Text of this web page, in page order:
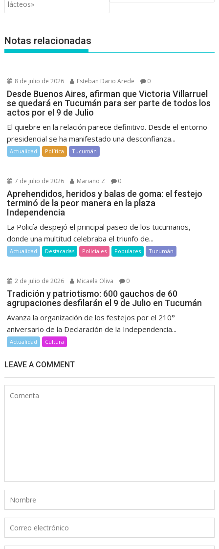
entradas
lácteos»
Notas relacionadas
8 de julio de 2026 Esteban Dario Arede 0
Desde Buenos Aires, afirman que Victoria Villarruel
se quedará en Tucumán para ser parte de todos los
actos por el 9 de Julio
El quiebre en la relación parece definitivo. Desde el entorno
presidencial se ha manifestado una desconfianza...
Actualidad Política Tucumán
7 de julio de 2026 Mariano Z 0
Aprehendidos, heridos y balas de goma: el festejo
terminó de la peor manera en la plaza
Independencia
La Policía despejó el principal paseo de los tucumanos,
donde una multitud celebraba el triunfo de...
Actualidad Destacadas Policiales Populares Tucumán
2 de julio de 2026 Micaela Oliva 0
Tradición y patriotismo: 600 gauchos de 60
agrupaciones desfilarán el 9 de Julio en Tucumán
Avanza la organización de los festejos por el 210°
aniversario de la Declaración de la Independencia...
Actualidad Cultura
LEAVE A COMMENT